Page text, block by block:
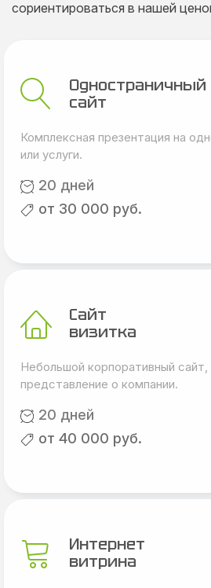
сориентироваться в нашей
Одностраничный
сайт
Комплексная презентация на
или услуги.
20 дней
от 30 000 руб.
Сайт
визитка
Небольшой корпоративный
представление о компании.
20 дней
от 40 000 руб.
Интернет
витрина